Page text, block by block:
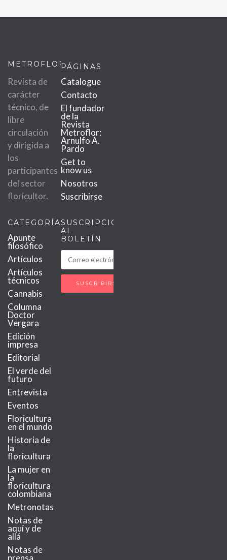
METROFLOR
Revista de
carácter
técnico, de
libre
circulación
y dirigida a
los
participantes
del sector
floricultor.
PÁGINAS
Catalogue
Contacto
El fundador
de la
Revista
Metroflor:
Arnulfo A.
Pardo
Get to
know us
Nosotros
Suscribirse
CATEGORÍAS
Apunte
filosófico
Artículos
Artículos
técnicos
Cannabis
Columna
Doctor
Vergara
Edición
impresa
Editorial
El verde del
futuro
Entrevista
Eventos
Floricultura
en el mundo
Historia de
la
floricultura
La mujer en
la
floricultura
colombiana
Metronotas
Notas de
aquí y de
allá
Notas de
prensa
SUSCRIPCIÓN
AL
BOLETÍN